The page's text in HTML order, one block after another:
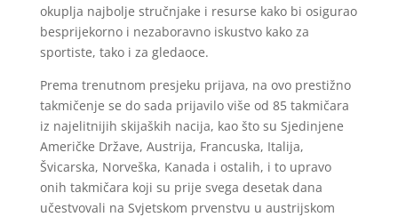
okuplja najbolje stručnjake i resurse kako bi osigurao
besprijekorno i nezaboravno iskustvo kako za
sportiste, tako i za gledaoce.
Prema trenutnom presjeku prijava, na ovo prestižno
takmičenje se do sada prijavilo više od 85 takmičara
iz najelitnijih skijaških nacija, kao što su Sjedinjene
Američke Države, Austrija, Francuska, Italija,
Švicarska, Norveška, Kanada i ostalih, i to upravo
onih takmičara koji su prije svega desetak dana
učestvovali na Svjetskom prvenstvu u austrijskom